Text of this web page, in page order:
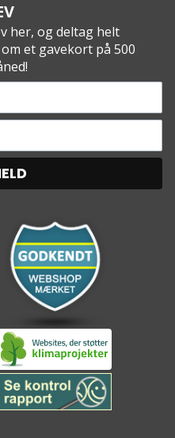
her, og deltag helt
et gavekort på 500